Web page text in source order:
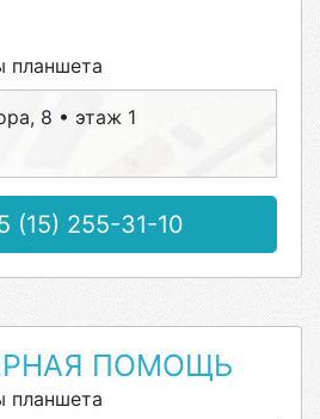
планшета
8 • этаж 1
(15) 255-31-10
ПОМОЩЬ
планшета